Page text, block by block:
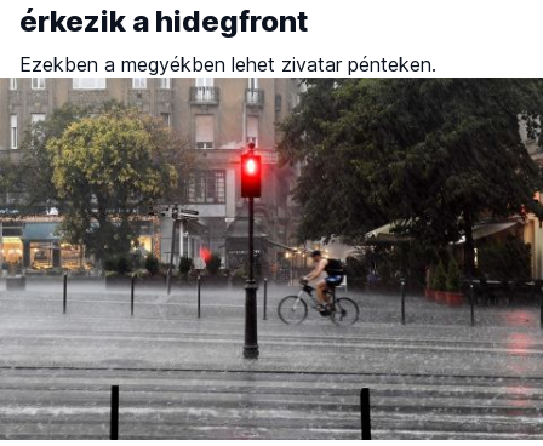
érkezik a hidegfront
Ezekben a megyékben lehet zivatar pénteken.